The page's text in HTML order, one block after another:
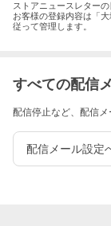
ストアニュースレター
お客様の登録内容は「大
従って管理します。
すべての配信
配信停止など、配信
配信メール設定